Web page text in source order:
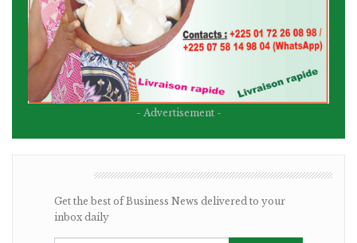
- Advertisement -
Get the best of Business News delivered to your
inbox daily